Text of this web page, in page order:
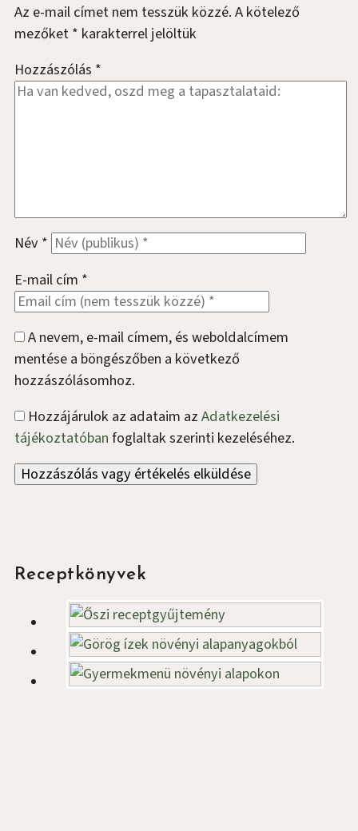
Az e-mail címet nem tesszük közzé.A kötelező
mezőket* karakterrel jelöltük
Hozzászólás *
Név*
E-mail cím *
A nevem, e-mail címem, és weboldalcímem
mentése a böngészőben a következő
hozzászólásomhoz.
Hozzájárulok az adataim azAdatkezelési
tájékoztatóbanfoglaltak szerinti kezeléséhez.
Oldalsáv
Receptkönyvek